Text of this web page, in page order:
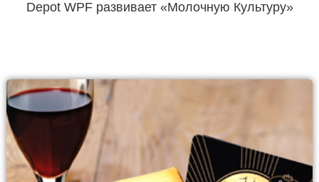
Depot WPF развивает «Молочную Культуру»